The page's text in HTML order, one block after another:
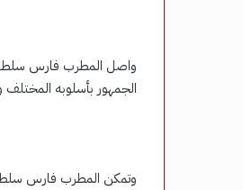
واصل المطرب فارس
الجمهور بأسلوبه المختلف
وتمكن المطرب فارس